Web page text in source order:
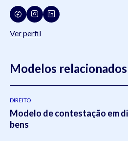
Ver perfil
Modelos relacionados
DIREITO
Modelo de contestação em
bens